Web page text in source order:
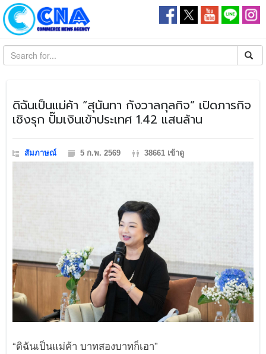
​ดิฉันเป็นแม่ค้า “สุนันทา กังวาลกุลกิจ” เปิดภารกิจ
เชิงรุก ปั๊มเงินเข้าประเทศ 1.42 แสนล้าน
สัมภาษณ์ 5 ก.พ. 2569 38661 เข้าดู
“ดิฉันเป็นแม่ค้า บาทสองบาทก็เอา”